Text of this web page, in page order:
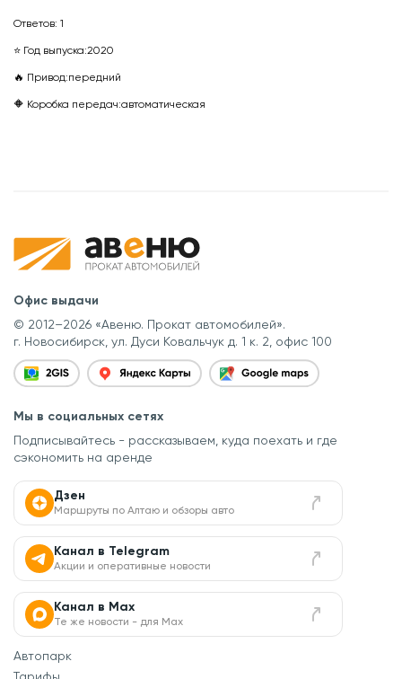
Ответов: 1
⭐ Год выпуска:2020
🔥 Привод:передний
🔶 Коробка передач:автоматическая
Офис выдачи
© 2012–2026 «Авеню. Прокат автомобилей».
г. Новосибирск, ул. Дуси Ковальчук д. 1 к. 2, офис 100
Мы в социальных сетях
Подписывайтесь - рассказываем, куда поехать и где
сэкономить на аренде
Дзен
Маршруты по Алтаю и обзоры авто
Канал в Telegram
Акции и оперативные новости
Канал в Max
Те же новости - для Max
Автопарк
Тарифы